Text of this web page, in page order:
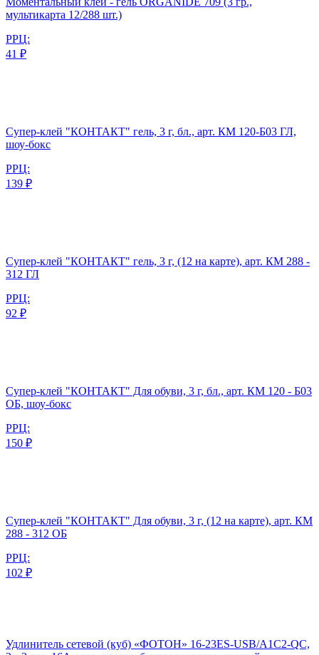
мультикарта 12/288 шт.)
РРЦ:
41 ₽
Супер-клей "КОНТАКТ" гель, 3 г, бл., арт. КМ 120-Б03 ГЛ,
шоу-бокс
РРЦ:
139 ₽
Супер-клей "КОНТАКТ" гель, 3 г, (12 на карте), арт. КМ 288 -
312 ГЛ
РРЦ:
92 ₽
Супер-клей "КОНТАКТ" Для обуви, 3 г, бл., арт. КМ 120 - Б03
ОБ, шоу-бокс
РРЦ:
150 ₽
Супер-клей "КОНТАКТ" Для обуви, 3 г, (12 на карте), арт. КМ
288 - 312 ОБ
РРЦ:
102 ₽
Удлинитель сетевой (куб) «ФОТОН» 16-23ES-USB/A1C2-QC,